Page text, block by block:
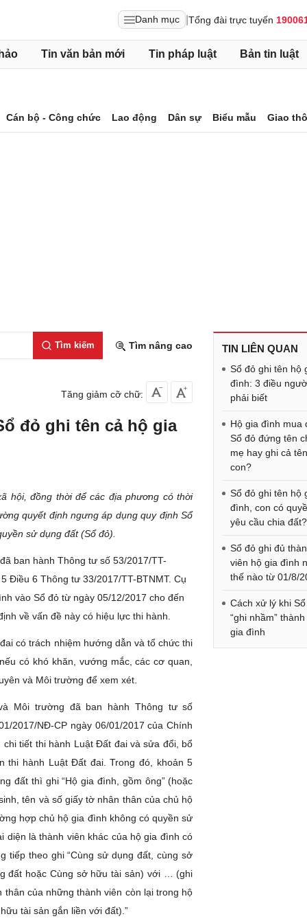
Danh mục Tổng đài trực tuyến
Tin văn bản mới Tin pháp luật Bản tin luật
Cán bộ - Công chức Lao động Dân sự Biểu mẫu Giao
Tìm kiếm Tìm nâng cao
Tăng giảm cỡ chữ:
đỏ ghi tên cả hộ gia
hội, đồng thời để các địa phương có thời
quyết định ngưng áp dụng quy định Sổ
sử dụng đất (Sổ đỏ).
ban hành Thông tư số 53/2017/TT-
Điều 6 Thông tư 33/2017/TT-BTNMT. Cụ
vào Sổ đỏ từ ngày 05/12/2017 cho đến
về vấn đề này có hiệu lực thi hành.
có trách nhiệm hướng dẫn và tổ chức thi
có khó khăn, vướng mắc, các cơ quan,
và Môi trường để xem xét.
Môi trường đã ban hành Thông tư số
2017/NĐ-CP ngày 06/01/2017 của Chính
tiết thi hành Luật Đất đai và sửa đổi, bổ
thi hành Luật Đất đai. Trong đó, khoản 5
đất thì ghi “Hộ gia đình, gồm ông” (hoặc
tên và số giấy tờ nhân thân của chủ hộ
hợp chủ hộ gia đình không có quyền sử
là thành viên khác của hộ gia đình có
tiếp theo ghi “Cùng sử dụng đất, cùng sở
đất hoặc Cùng sở hữu tài sản) với … (ghi
của những thành viên còn lại trong hộ
tài sản gắn liền với đất).”
TIN LIÊN QUAN
Sổ đỏ ghi tên hộ
đình: 3 điều
phải biết
Hộ gia đình mua
Sổ đỏ đứng tên
mẹ hay ghi cả
con?
Sổ đỏ ghi tên hộ
đình, con có
yêu cầu chia đất?
Sổ đỏ ghi đủ
viên hộ gia đình
thế nào từ 01/8/
Cách xử lý khi
“ghi nhầm”
gia đình